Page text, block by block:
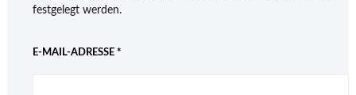
festgelegt werden.
E-MAIL-ADRESSE *